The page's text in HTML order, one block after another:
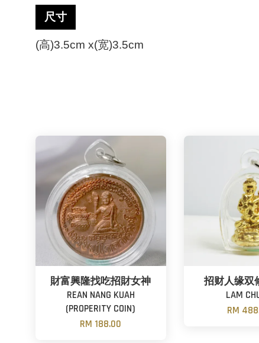
尺寸
(高)3.5cm x(宽)3.5cm
財富興隆找吃招財女神
REAN NANG KUAH
(PROPERITY COIN)
RM 188.00
招财人缘双
LAM
RM